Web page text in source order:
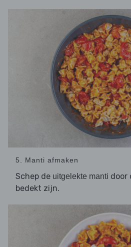
5. Manti afmaken
Schep de uitgelekte manti door
bedekt zijn.